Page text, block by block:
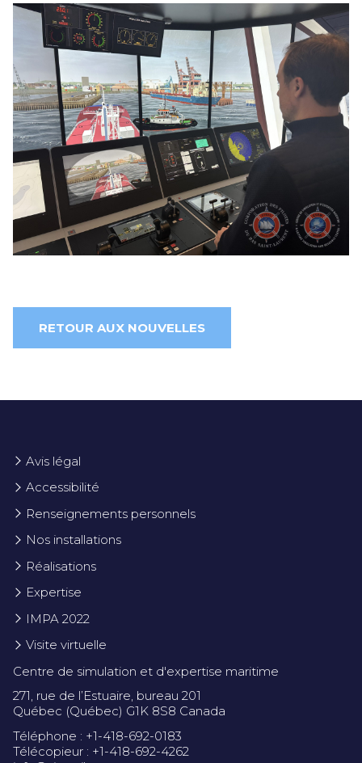
RETOUR AUX NOUVELLES
Avis légal
Accessibilité
Renseignements personnels
Nos installations
Réalisations
Expertise
IMPA 2022
Visite virtuelle
Centre de simulation et d'expertise maritime
271, rue de l’Estuaire, bureau 201
Québec (Québec) G1K 8S8 Canada
Téléphone : +1-418-692-0183
Télécopieur : +1-418-692-4262